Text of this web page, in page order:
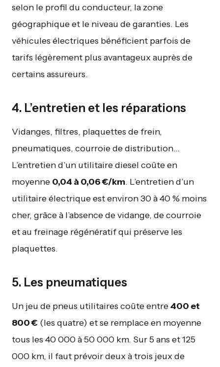
selon le profil du conducteur, la zone
géographique et le niveau de garanties. Les
véhicules électriques bénéficient parfois de
tarifs légèrement plus avantageux auprès de
certains assureurs.
4. L’entretien et les réparations
Vidanges, filtres, plaquettes de frein,
pneumatiques, courroie de distribution…
L’entretien d’un utilitaire diesel coûte en
moyenne 0,04 à 0,06 €/km. L’entretien d’un
utilitaire électrique est environ 30 à 40 % moins
cher, grâce à l’absence de vidange, de courroie
et au freinage régénératif qui préserve les
plaquettes.
5. Les pneumatiques
Un jeu de pneus utilitaires coûte entre400 et
800 € (les quatre) et se remplace en moyenne
tous les 40 000 à 50 000 km. Sur 5 ans et 125
000 km, il faut prévoir deux à trois jeux de